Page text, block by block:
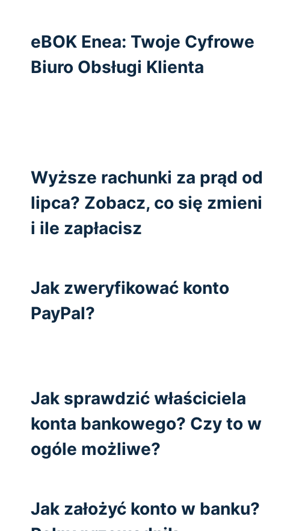
eBOK Enea: Twoje Cyfrowe
Biuro Obsługi Klienta
Wyższe rachunki za prąd od
lipca? Zobacz, co się zmieni
i ile zapłacisz
Jak zweryfikować konto
PayPal?
Jak sprawdzić właściciela
konta bankowego? Czy to w
ogóle możliwe?
Jak założyć konto w banku?